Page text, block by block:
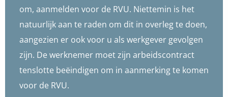
om, aanmelden voor de RVU. Niettemin is het
natuurlijk aan te raden om dit in overleg te doen,
aangezien er ook voor u als werkgever gevolgen
zijn. De werknemer moet zijn arbeidscontract
tenslotte beëindigen om in aanmerking te komen
voor de RVU.